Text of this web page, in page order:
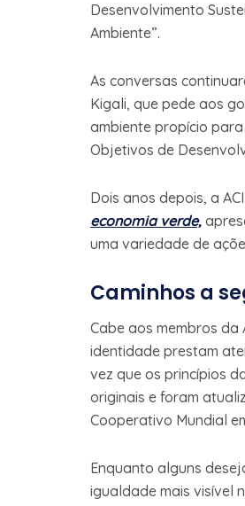
Desenvolvimento
Ambiente”.
As conversas
Kigali, que pede aos
ambiente propício
Objetivos de
Dois anos depois, a
economia verde,
uma variedade de
Caminhos a
Cabe aos membros da
identidade prestam
vez que os princípios
originais e foram
Cooperativo Mundial
Enquanto alguns
igualdade mais visível